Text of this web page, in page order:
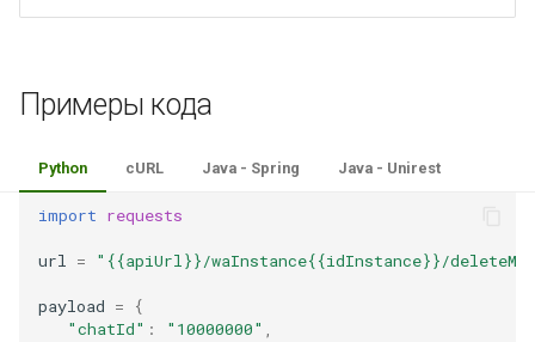
Примеры кода
Python cURL Java - Spring Java - Unirest
import requests
url = "{{apiUrl}}/waInstance{{idInstance}}/
payload =
{
"chatId" : "10000000" ,